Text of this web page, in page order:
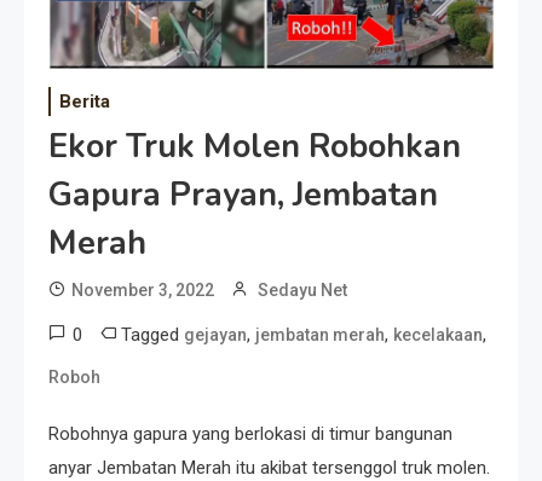
Berita
Ekor Truk Molen Robohkan
Gapura Prayan, Jembatan
Merah
November 3, 2022 Sedayu Net
0 Tagged gejayan, jembatan merah, kecelakaan,
Roboh
Robohnya gapura yang berlokasi di timur bangunan
anyar Jembatan Merah itu akibat tersenggol truk molen.